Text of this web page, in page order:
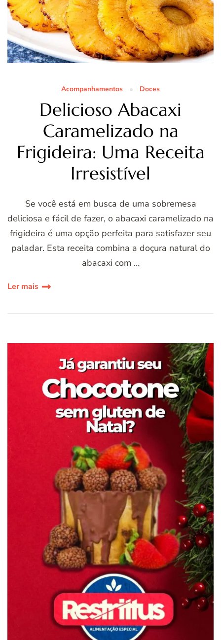
Acompanhamentos Doces
Delicioso Abacaxi
Caramelizado na
Frigideira: Uma Receita
Irresistível
Se você está em busca de uma sobremesa
deliciosa e fácil de fazer, o abacaxi caramelizado na
frigideira é uma opção perfeita para satisfazer seu
paladar. Esta receita combina a doçura natural do
abacaxi com …
Ler mais